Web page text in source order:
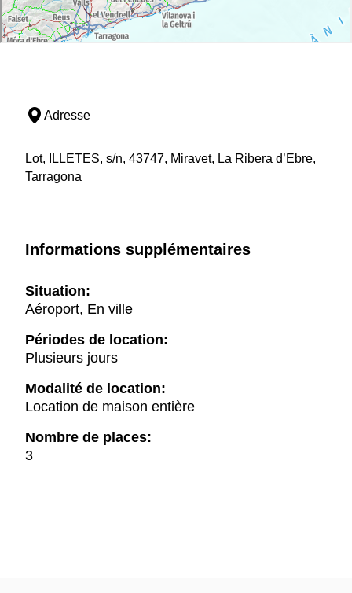
Adresse
Lot, ILLETES, s/n, 43747, Miravet, La Ribera d’Ebre,
Tarragona
Informations supplémentaires
Situation:
Aéroport, En ville
Périodes de location:
Plusieurs jours
Modalité de location:
Location de maison entière
Nombre de places:
3